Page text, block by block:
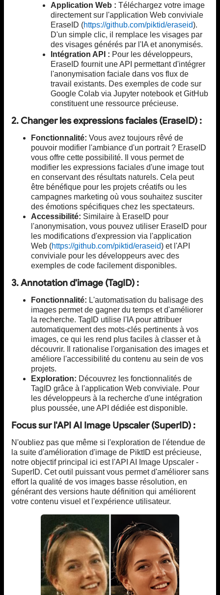
Application Web : Téléchargez votre image
directement sur l'application Web conviviale
EraseID (https://github.com/piktid/eraseid).
D'un simple clic, il remplace les visages par
des visages générés par l'IA et anonymisés.
Intégration API : Pour les développeurs,
EraseID fournit une API permettant d'intégrer
l'anonymisation faciale dans vos flux de
travail existants. Des exemples de code sur
Google Colab via Jupyter notebook et GitHub
constituent une ressource précieuse.
2. Changer les expressions faciales (EraseID) :
Fonctionnalité: Vous avez toujours rêvé de
pouvoir modifier l'ambiance d'un portrait ? EraseID
vous offre cette possibilité. Il vous permet de
modifier les expressions faciales d'une image tout
en conservant des résultats naturels. Cela peut
être bénéfique pour les projets créatifs ou les
campagnes marketing où vous souhaitez susciter
des émotions spécifiques chez les spectateurs.
Accessibilité: Similaire à EraseID pour
l'anonymisation, vous pouvez utiliser EraseID pour
les modifications d'expression via l'application
Web (https://github.com/piktid/eraseid) et l'API
conviviale pour les développeurs avec des
exemples de code facilement disponibles.
3. Annotation d'image (TagID) :
Fonctionnalité: L'automatisation du balisage des
images permet de gagner du temps et d'améliorer
la recherche. TagID utilise l'IA pour attribuer
automatiquement des mots-clés pertinents à vos
images, ce qui les rend plus faciles à classer et à
découvrir. Il rationalise l'organisation des images et
améliore l'accessibilité du contenu au sein de vos
projets.
Exploration: Découvrez les fonctionnalités de
TagID grâce à l'application Web conviviale. Pour
les développeurs à la recherche d'une intégration
plus poussée, une API dédiée est disponible.
Focus sur l'API AI Image Upscaler (SuperID) :
N'oubliez pas que même si l'exploration de l'étendue de
la suite d'amélioration d'image de PiktID est précieuse,
notre objectif principal ici est l'API AI Image Upscaler -
SuperID. Cet outil puissant vous permet d'améliorer sans
effort la qualité de vos images basse résolution, en
générant des versions haute définition qui améliorent
votre contenu visuel et l'expérience utilisateur.